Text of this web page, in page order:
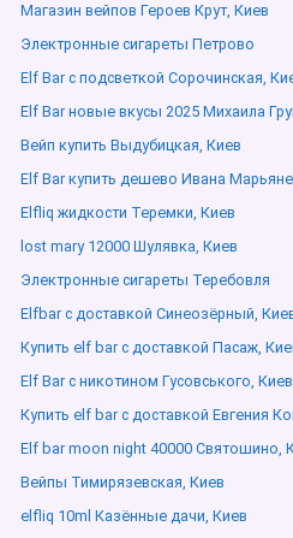
Магазин вейпов Героев Крут, Киев
Электронные сигареты Петрово
Elf Bar с подсветкой Сорочинская,
Elf Bar новые вкусы 2025 Михаила
Вейп купить Выдубицкая, Киев
Elf Bar купить дешево Ивана
Elfliq жидкости Теремки, Киев
lost mary 12000 Шулявка, Киев
Электронные сигареты Теребовля
Elfbar с доставкой Синеозёрный,
Купить elf bar с доставкой Пасаж,
Elf Bar с никотином Гусовського, Киев
Купить elf bar с доставкой Евгения
Elf bar moon night 40000 Святошино,
Вейпы Тимирязевская, Киев
elfliq 10ml Казённые дачи, Киев